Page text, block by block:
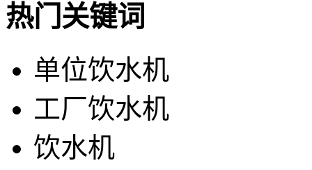
热门关键词
单位饮水机
工厂饮水机
饮水机